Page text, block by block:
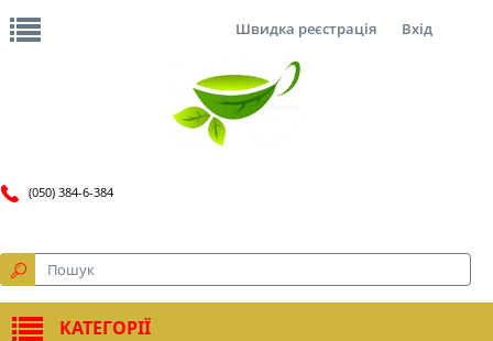
Швидка реєстрація Вхід
(050) 384-6-384
КАТЕГОРІЇ